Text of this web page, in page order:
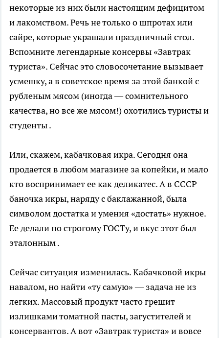
некоторые из них были настоящим дефицитом
и лакомством. Речь не только о шпротах или
сайре, которые украшали праздничный стол.
Вспомните легендарные консервы «Завтрак
туриста». Сейчас это словосочетание вызывает
усмешку, а в советское время за этой банкой с
рубленым мясом (иногда — сомнительного
качества, но все же мясом!) охотились туристы и
студенты .
Или, скажем, кабачковая икра. Сегодня она
продается в любом магазине за копейки, и мало
кто воспринимает ее как деликатес. А в СССР
баночка икры, наряду с баклажанной, была
символом достатка и умения «достать» нужное.
Ее делали по строгому ГОСТу, и вкус этот был
эталонным .
Сейчас ситуация изменилась. Кабачковой икры
навалом, но найти «ту самую» — задача не из
легких. Массовый продукт часто грешит
излишками томатной пасты, загустителей и
консервантов. А вот «Завтрак туриста» и вовсе